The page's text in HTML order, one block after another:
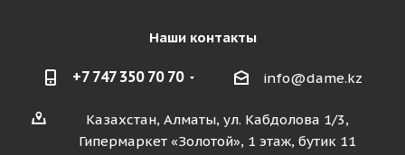
Наши контакты
+7 747 350 70 70 info@dame.kz
Казахстан, Алматы, ул. Кабдолова 1/3,
Гипермаркет «Золотой», 1 этаж, бутик 11